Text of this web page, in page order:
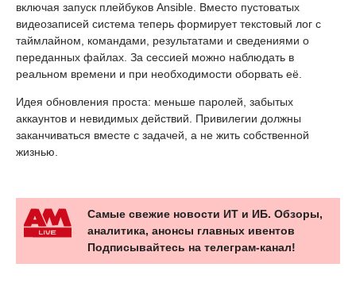
включая запуск плейбуков Ansible. Вместо пустоватых
видеозаписей система теперь формирует текстовый лог с
таймлайном, командами, результатами и сведениями о
переданных файлах. За сессией можно наблюдать в
реальном времени и при необходимости оборвать её.
Идея обновления проста: меньше паролей, забытых
аккаунтов и невидимых действий. Привилегии должны
заканчиваться вместе с задачей, а не жить собственной
жизнью.
Самые свежие новости ИТ и ИБ. Обзоры,
аналитика, анонсы главных ивентов
Подписывайтесь на телеграм-канал!